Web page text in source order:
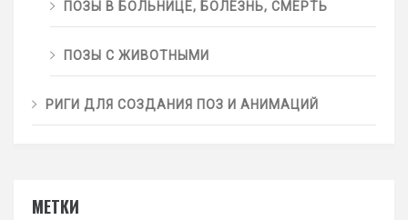
ПОЗЫ В БОЛЬНИЦЕ, БОЛЕЗНЬ, СМЕРТЬ
ПОЗЫ С ЖИВОТНЫМИ
РИГИ ДЛЯ СОЗДАНИЯ ПОЗ И АНИМАЦИЙ
МЕТКИ